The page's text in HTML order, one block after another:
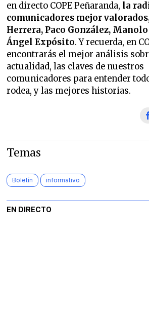
en directo COPE Peñaranda, la
comunicadores mejor
Herrera, Paco González,
Ángel Expósito. Y recuerda, en
encontrarás el mejor análisis
actualidad, las claves de nuestros
comunicadores para entender
rodea, y las mejores historias.
Temas
Boletín informativo
EN DIRECTO